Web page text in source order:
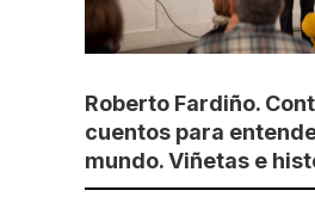
Roberto Fardiño.
cuentos para
mundo. Viñetas e